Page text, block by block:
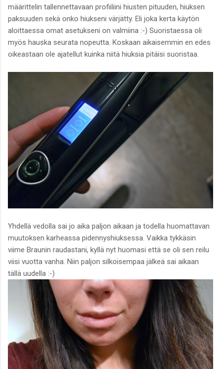
määrittelin tallennettavaan profiiliini hiusten pituuden, hiuksen
paksuuden sekä onko hiukseni värjätty. Eli joka kerta käytön
aloittaessa omat asetukseni on valmiina :-) Suoristaessa oli
myös hauska seurata nopeutta. Koskaan aikaisemmin en edes
oikeastaan ole ajatellut kuinka niitä hiuksia pitäisi suoristaa.
Yhdellä vedolla sai jo aika paljon aikaan ja todella huomattavan
muutoksen karheassa pidennyshiuksessa. Vaikka tykkäsin
viime Braunin raudastani, kyllä nyt huomasi että se oli sen reilu
viisi vuotta vanha. Niin paljon silkoisempaa jälkeä sai aikaan
tällä uudella :-)